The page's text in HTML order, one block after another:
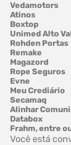
Vedamotors
Atinos
Boxtop
Unimed Alto
Rohden Portas
Remake
Magazord
Rope Seguros
Evne
Meu Crediário
Secamaq
Alinhar
Databox
Frahm, entre
Você está